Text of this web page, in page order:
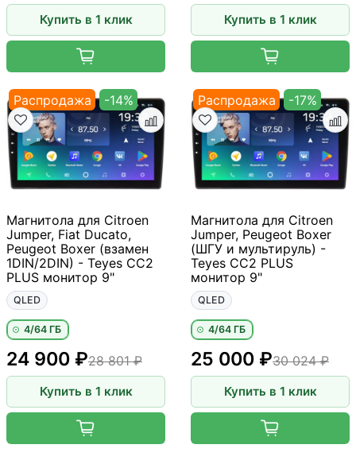
Купить в 1 клик Купить в 1 клик
Распродажа -14%
Магнитола для Citroen
Jumper, Fiat Ducato,
Peugeot Boxer (взамен
1DIN/2DIN) - Teyes CC2
PLUS монитор 9"
QLED
4/64 ГБ
28 801 ₽
24 900 ₽
Купить в 1 клик
Распродажа -17%
Магнитола для Citroen
Jumper, Peugeot Boxer
(ШГУ и мультируль) -
Teyes CC2 PLUS
монитор 9"
QLED
4/64 ГБ
30 024 ₽
25 000 ₽
Купить в 1 клик